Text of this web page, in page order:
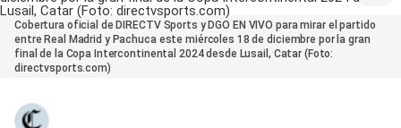
Cobertura oficial de DIRECTV Sports y DGO EN VIVO para mirar el partido
entre Real Madrid y Pachuca este miércoles 18 de diciembre por la gran
final de la Copa Intercontinental 2024 desde Lusail, Catar (Foto:
directvsports.com)